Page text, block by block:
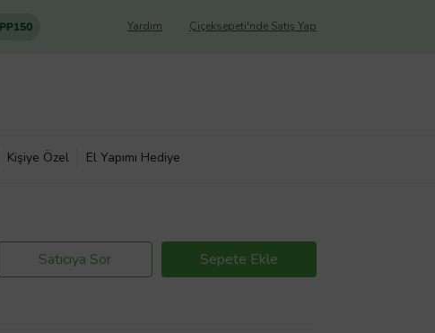
Çiçeksepeti'nde Satış Yap
Yardım
Kişiye Özel El Yapımı Hediye
Satıcıya Sor Sepete Ekle